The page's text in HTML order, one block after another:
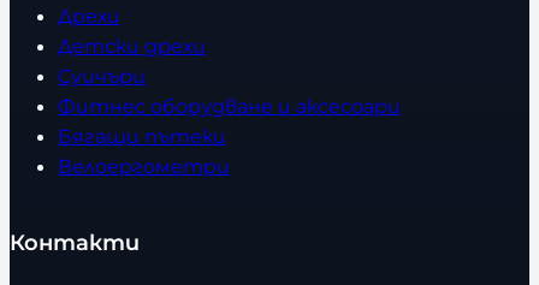
Дрехи
Детски дрехи
Суичъри
Фитнес оборудване и аксесоари
Бягащи пътеки
Велоергометри
Контакти